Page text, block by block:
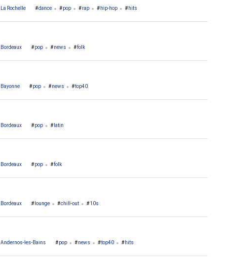
La Rochelle dance pop rap hip-hop hits
Bordeaux pop news folk
Bayonne pop news top40
Bordeaux pop latin
Bordeaux pop folk
Bordeaux lounge chill-out 10s
Andernos-les-Bains pop news top40 hits